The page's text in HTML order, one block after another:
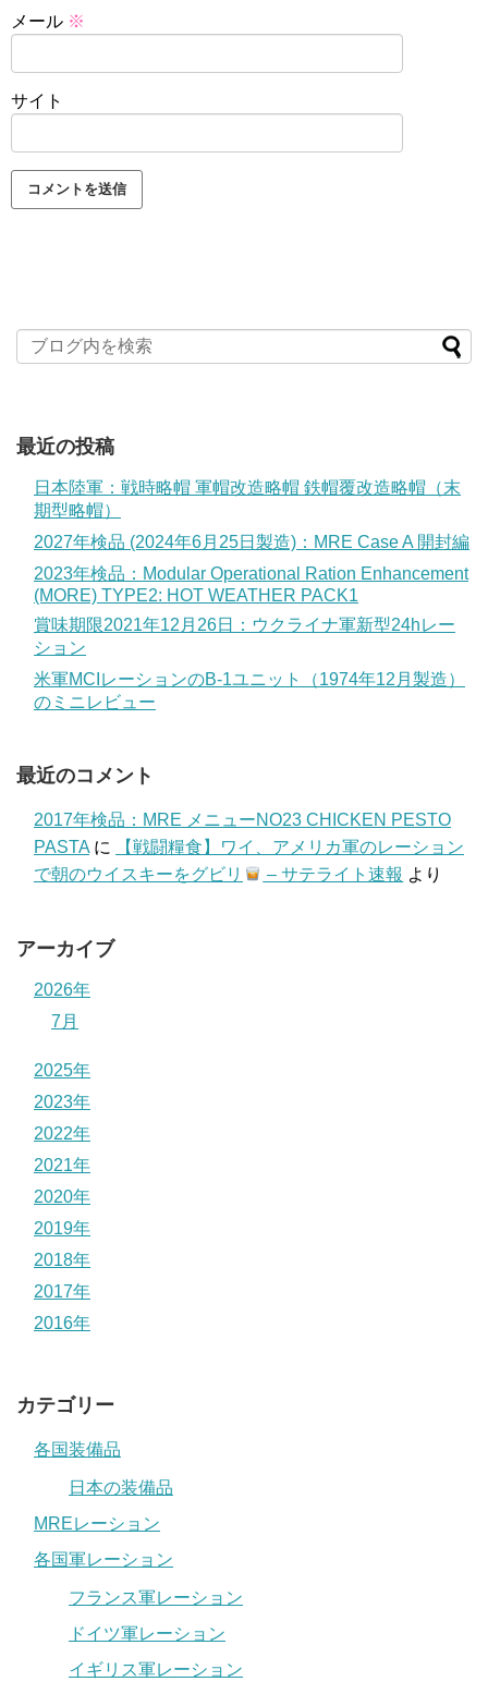
メール ※
サイト
最近の投稿
日本陸軍：戦時略帽 軍帽改造略帽 鉄帽覆改造略帽（末
期型略帽）
2027年検品 (2024年6月25日製造)：MRE Case A 開封編
2023年検品：Modular Operational Ration Enhancement
(MORE) TYPE2: HOT WEATHER PACK1
賞味期限2021年12月26日：ウクライナ軍新型24hレー
ション
米軍MCIレーションのB-1ユニット（1974年12月製造）
のミニレビュー
最近のコメント
2017年検品：MRE メニューNO23 CHICKEN PESTO
PASTA に
【戦闘糧食】ワイ、アメリカ軍のレーション
で朝のウイスキーをグビリ
– サテライト速報 より
アーカイブ
2026年
7月
2025年
2023年
2022年
2021年
2020年
2019年
2018年
2017年
2016年
カテゴリー
各国装備品
日本の装備品
MREレーション
各国軍レーション
フランス軍レーション
ドイツ軍レーション
イギリス軍レーション